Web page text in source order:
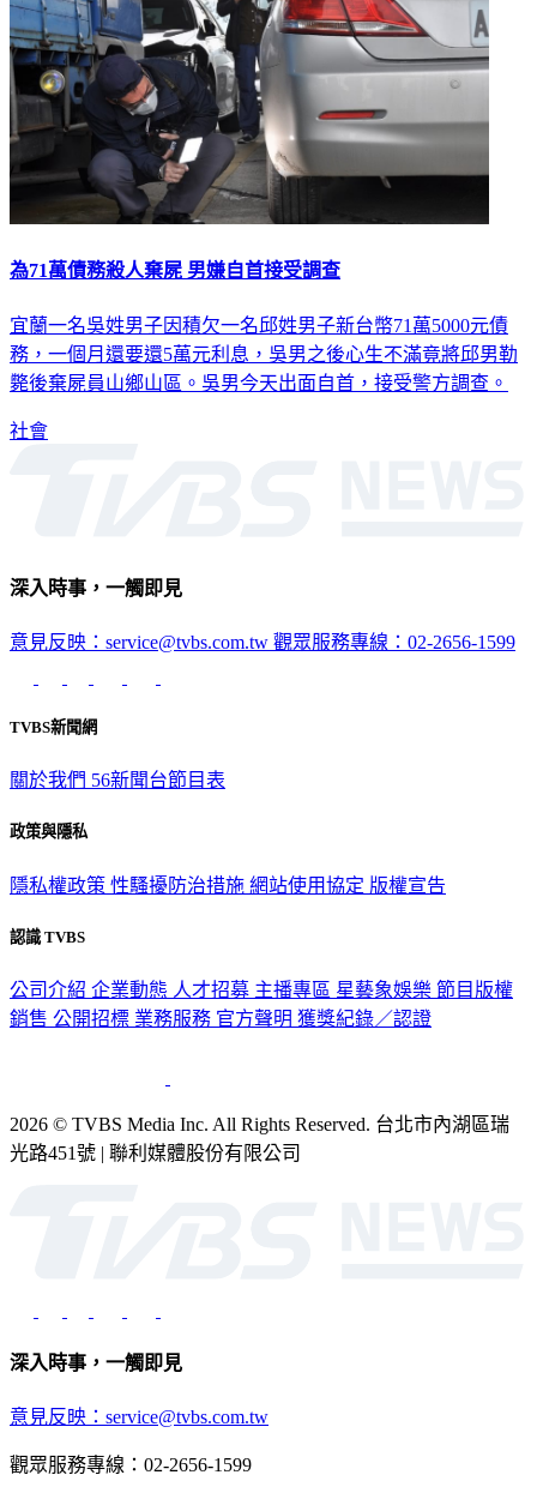
為71萬債務殺人棄屍 男嫌自首接受調查
宜蘭一名吳姓男子因積欠一名邱姓男子新台幣71萬5000元債
務，一個月還要還5萬元利息，吳男之後心生不滿竟將邱男勒
斃後棄屍員山鄉山區。吳男今天出面自首，接受警方調查。
社會
深入時事，一觸即見
意見反映：service@tvbs.com.tw 觀眾服務專線：02-2656-1599
TVBS新聞網
關於我們 56新聞台節目表
政策與隱私
隱私權政策 性騷擾防治措施 網站使用協定 版權宣告
認識 TVBS
公司介紹 企業動態 人才招募 主播專區 星藝象娛樂 節目版權
銷售 公開招標 業務服務 官方聲明 獲獎紀錄／認證
2026 © TVBS Media Inc. All Rights Reserved. 台北市內湖區瑞
光路451號 | 聯利媒體股份有限公司
深入時事，一觸即見
意見反映：service@tvbs.com.tw
觀眾服務專線：02-2656-1599